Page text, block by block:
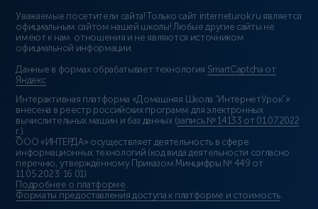
Уважаемые посетители сайта! Только сайт interneturok.ru является
официальным сайтом нашей школы! Любые другие сайты не
имеют к нам отношения и не являются источником
официальной информации.
Данные в формах обрабатывает технология SmartCaptcha от
Яндекс
Интерактивная платформа «Домашняя Школа “ИнтернетУрок”»
внесена в реестр российских программ для электронных
вычислительных машин и баз данных (запись № 14133 от 01.07.2022
г.).
ООО «ИНТЕРДА» осуществляет деятельность в сфере
информационных технологий (код вида деятельности согласно
перечню, утверждённому Приказом Минцифры № 449 от
11.05.2023: 16.01)
Подробнее о платформе.
Форматы предоставления доступа к платформе и стоимость.